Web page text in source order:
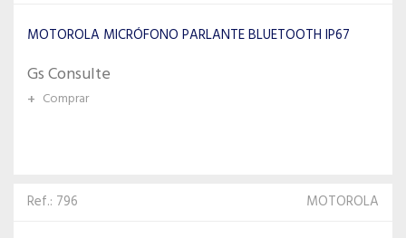
MOTOROLA MICRÓFONO PARLANTE BLUETOOTH IP67
Gs Consulte
+ Comprar
Ref.: 796 MOTOROLA